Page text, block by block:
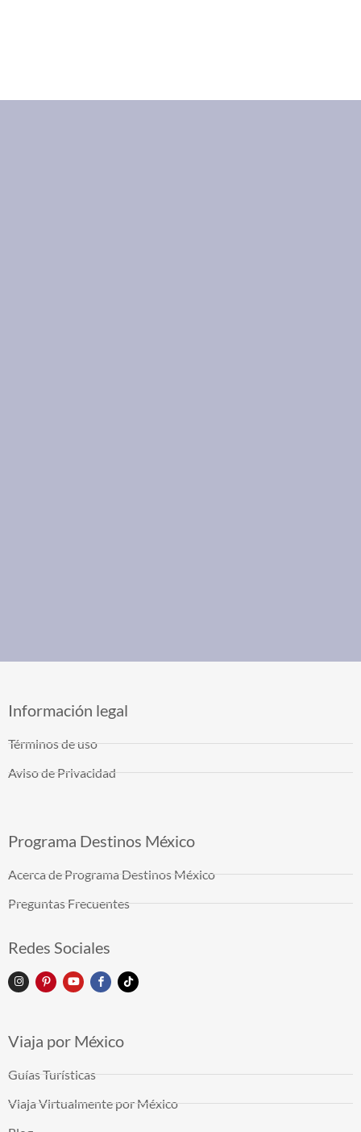
Información legal
Términos de uso
Aviso de Privacidad
Programa Destinos México
Acerca de Programa Destinos México
Preguntas Frecuentes
Redes Sociales
Viaja por México
Guías Turísticas
Viaja Virtualmente por México